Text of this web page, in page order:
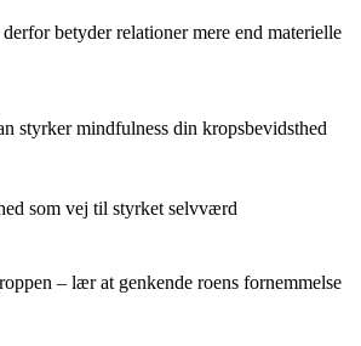
betyder relationer mere end materielle
styrker mindfulness din kropsbevidsthed
som vej til styrket selvværd
– lær at genkende roens fornemmelse